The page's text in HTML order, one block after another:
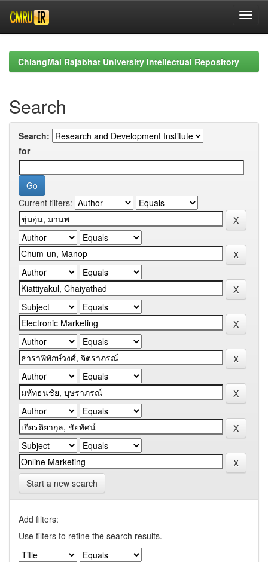
navigationChiangMai Rajabhat University Intellectual Repository
Search
Search:
for
Current filters:
Start a new search
Add filters:
Use filters to refine the search results.